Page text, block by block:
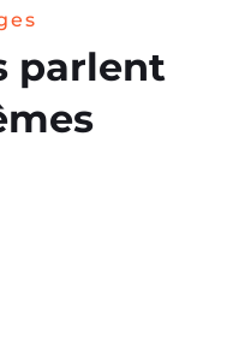
parlent